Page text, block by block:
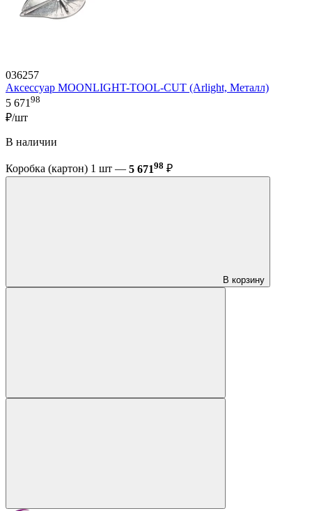
036257
Аксессуар MOONLIGHT-TOOL-CUT (Arlight, Металл)
5 67198
₽/шт
В наличии
Коробка (картон) 1 шт — 5 67198 ₽
В корзину